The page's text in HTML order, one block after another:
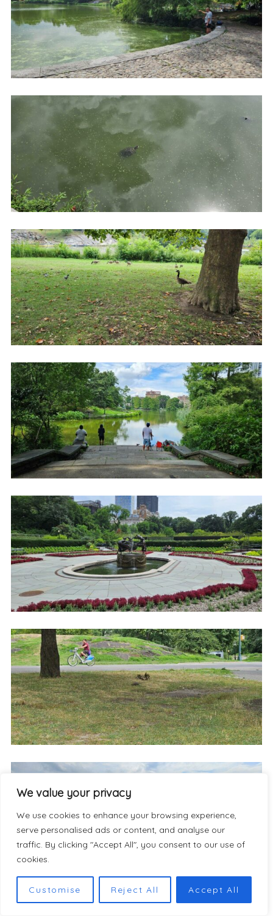
We value your privacy
We use cookies to enhance your browsing experience,
serve personalised ads or content, and analyse our
traffic. By clicking "Accept All", you consent to our use of
cookies.
Customise Reject All Accept All